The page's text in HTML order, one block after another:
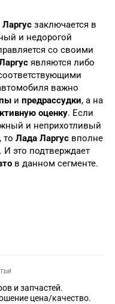
заключается в
и недорогой
со своими
являются либо
важно
и предрассудки, а на
оценку. Если
и неприхотливый
то Лада Ларгус вполне
это подтверждает
в данном сегменте.
и запчастей.
цена/качество.